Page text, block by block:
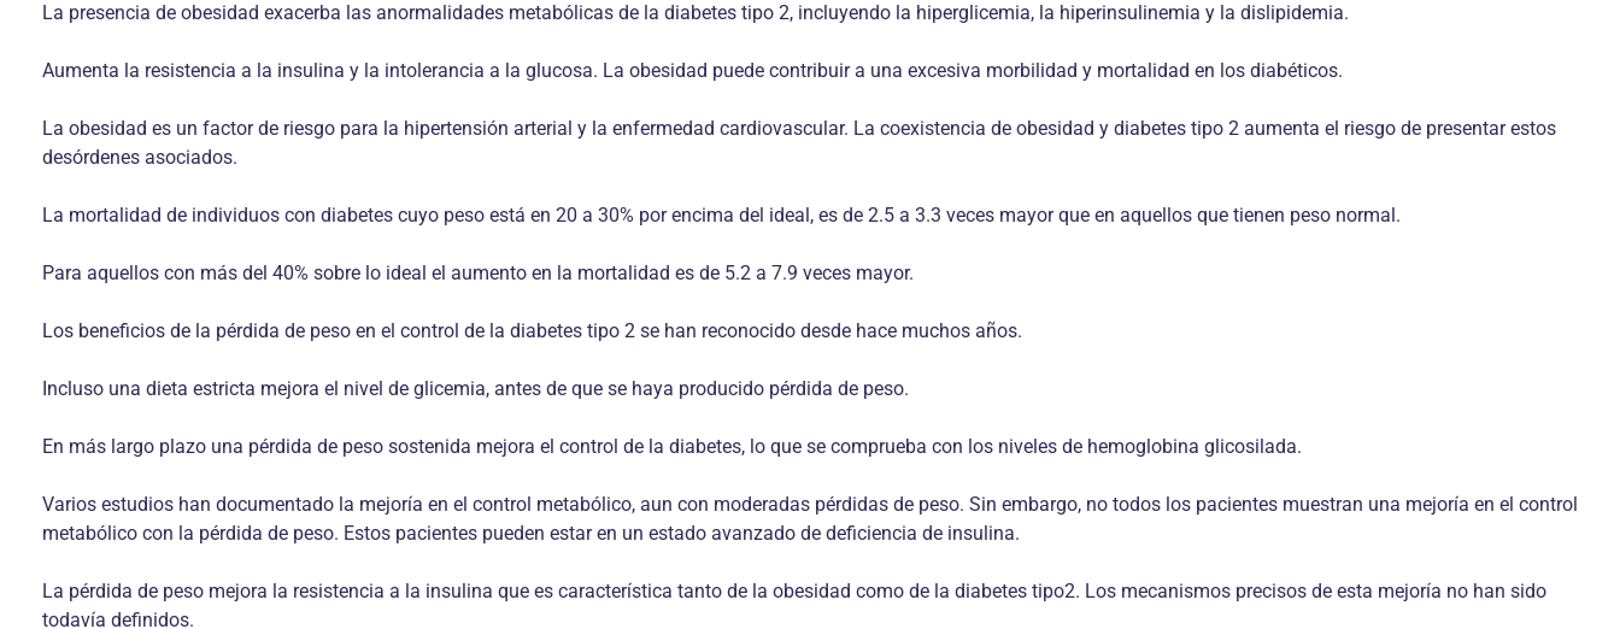
La presencia de obesidad exacerba las anormalidades metabólicas de la diabetes tipo 2, incluyendo la hiperglicemia, la hiperinsulinemia y la dislipidemia.
Aumenta la resistencia a la insulina y la intolerancia a la glucosa. La obesidad puede contribuir a una excesiva morbilidad y mortalidad en los diabéticos.
La obesidad es un factor de riesgo para la hipertensión arterial y la enfermedad cardiovascular. La coexistencia de obesidad y diabetes tipo 2 aumenta el riesgo de presentar estos
desórdenes asociados.
La mortalidad de individuos con diabetes cuyo peso está en 20 a 30% por encima del ideal, es de 2.5 a 3.3 veces mayor que en aquellos que tienen peso normal.
Para aquellos con más del 40% sobre lo ideal el aumento en la mortalidad es de 5.2 a 7.9 veces mayor.
Los beneficios de la pérdida de peso en el control de la diabetes tipo 2 se han reconocido desde hace muchos años.
Incluso una dieta estricta mejora el nivel de glicemia, antes de que se haya producido pérdida de peso.
En más largo plazo una pérdida de peso sostenida mejora el control de la diabetes, lo que se comprueba con los niveles de hemoglobina glicosilada.
Varios estudios han documentado la mejoría en el control metabólico, aun con moderadas pérdidas de peso. Sin embargo, no todos los pacientes muestran una mejoría en el control
metabólico con la pérdida de peso. Estos pacientes pueden estar en un estado avanzado de deficiencia de insulina.
La pérdida de peso mejora la resistencia a la insulina que es característica tanto de la obesidad como de la diabetes tipo2. Los mecanismos precisos de esta mejoría no han sido
todavía definidos.